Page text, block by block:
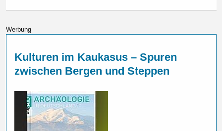
Werbung
Kulturen im Kaukasus – Spuren
zwischen Bergen und Steppen